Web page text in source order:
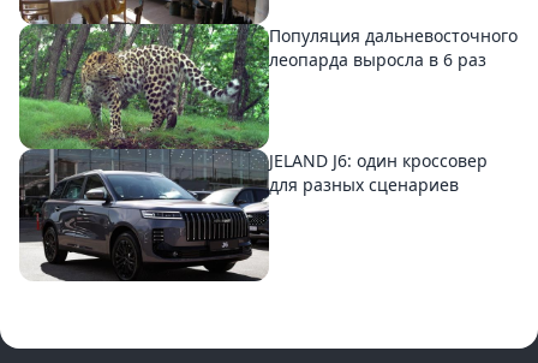
Популяция дальневосточного
леопарда выросла в 6 раз
JELAND J6: один кроссовер
для разных сценариев